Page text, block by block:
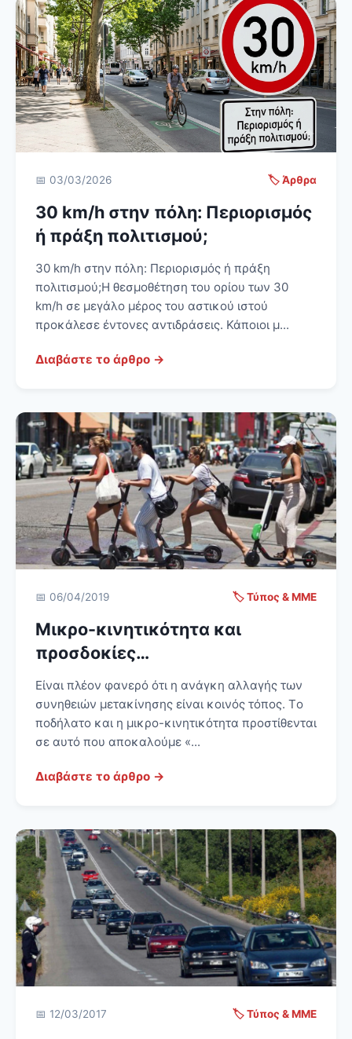
📅 03/03/2026 🏷️ Άρθρα
30 km/h στην πόλη: Περιορισμός
ή πράξη πολιτισμού;
30 km/h στην πόλη: Περιορισμός ή πράξη
πολιτισμού;Η θεσμοθέτηση του ορίου των 30
km/h σε μεγάλο μέρος του αστικού ιστού
προκάλεσε έντονες αντιδράσεις. Κάποιοι μ...
Διαβάστε το άρθρο →
📅 06/04/2019 🏷️ Τύπος & ΜΜΕ
Μικρο-κινητικότητα και
προσδοκίες…
Είναι πλέον φανερό ότι η ανάγκη αλλαγής των
συνηθειών μετακίνησης είναι κοινός τόπος. Tο
ποδήλατο και η μικρο-κινητικότητα προστίθενται
σε αυτό που αποκαλούμε «...
Διαβάστε το άρθρο →
📅 12/03/2017 🏷️ Τύπος & ΜΜΕ